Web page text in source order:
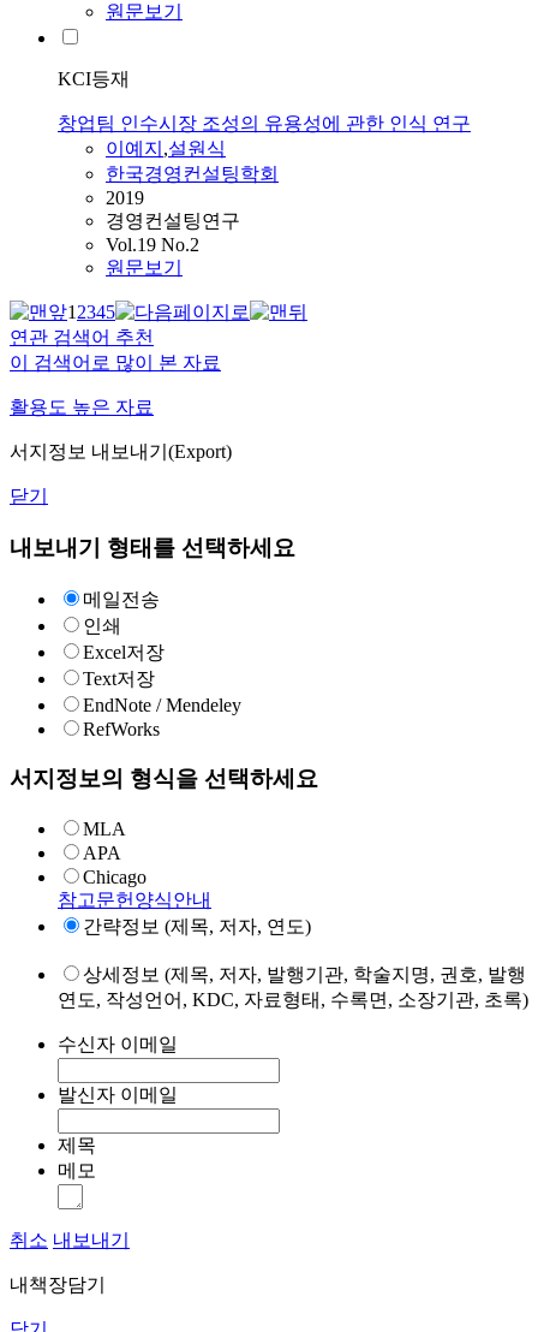
원문보기
KCI등재
창업팀 인수시장 조성의 유용성에 관한 인식 연구
이예지 ,설원식
한국경영컨설팅학회
2019
경영컨설팅연구
Vol.19 No.2
원문보기
12345
연관 검색어 추천
이 검색어로 많이 본 자료
활용도 높은 자료
서지정보 내보내기(Export)
닫기
내보내기 형태를 선택하세요
메일전송
인쇄
Excel저장
Text저장
EndNote / Mendeley
RefWorks
서지정보의 형식을 선택하세요
MLA
APA
Chicago
참고문헌양식안내
간략정보 (제목, 저자, 연도)
상세정보 (제목, 저자, 발행기관, 학술지명, 권호, 발행
연도, 작성언어, KDC, 자료형태, 수록면, 소장기관, 초록)
수신자 이메일
발신자 이메일
제목
메모
취소 내보내기
내책장담기